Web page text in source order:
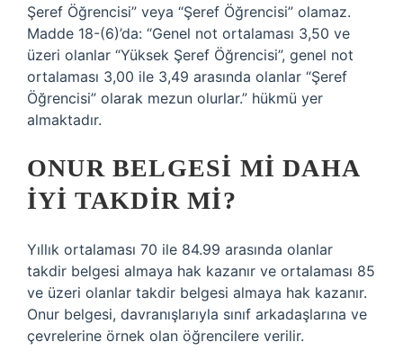
Şeref Öğrencisi” veya “Şeref Öğrencisi” olamaz.
Madde 18-(6)’da: “Genel not ortalaması 3,50 ve
üzeri olanlar “Yüksek Şeref Öğrencisi”, genel not
ortalaması 3,00 ile 3,49 arasında olanlar “Şeref
Öğrencisi” olarak mezun olurlar.” hükmü yer
almaktadır.
ONUR BELGESI MI DAHA
IYI TAKDIR MI?
Yıllık ortalaması 70 ile 84.99 arasında olanlar
takdir belgesi almaya hak kazanır ve ortalaması 85
ve üzeri olanlar takdir belgesi almaya hak kazanır.
Onur belgesi, davranışlarıyla sınıf arkadaşlarına ve
çevrelerine örnek olan öğrencilere verilir.